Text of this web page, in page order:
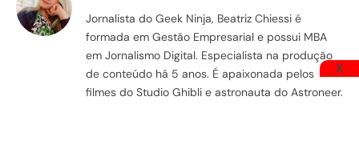
Jornalista do Geek Ninja, Beatriz Chiessi é
formada em Gestão Empresarial e possui MBA
em Jornalismo Digital. Especialista na produção
de conteúdo há 5 anos. É apaixonada pelos
filmes do Studio Ghibli e astronauta do Astroneer.
X